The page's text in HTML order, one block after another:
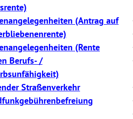
(Antrag auf
(Rente
Berufs- /
Straßenverkehr